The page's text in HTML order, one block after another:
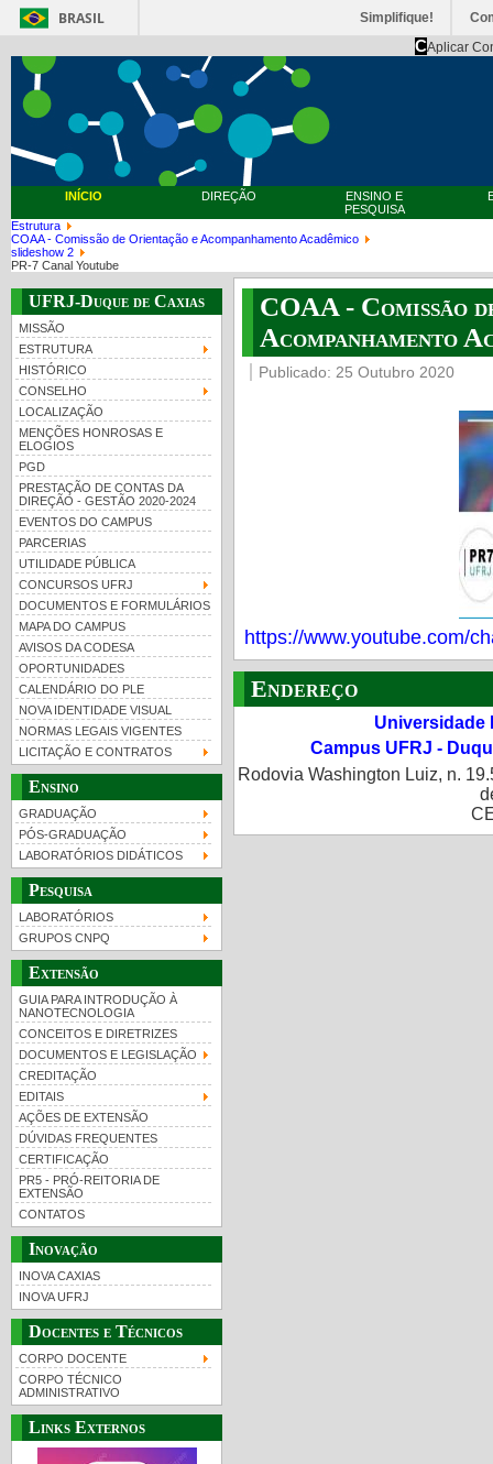
BRASIL Simplifique!
CAplicar
INÍCIO DIREÇÃO
ENSINO E
PESQUISA
Estrutura
COAA - Comissão de Orientação e Acompanhamento Acadêmico
slideshow 2
PR-7 Canal Youtube
UFRJ-Duque de Caxias
MISSÃO
ESTRUTURA
HISTÓRICO
CONSELHO
LOCALIZAÇÃO
MENÇÕES HONROSAS E
ELOGIOS
PGD
PRESTAÇÃO DE CONTAS DA
DIREÇÃO - GESTÃO 2020-2024
EVENTOS DO CAMPUS
PARCERIAS
UTILIDADE PÚBLICA
CONCURSOS UFRJ
DOCUMENTOS E FORMULÁRIOS
MAPA DO CAMPUS
AVISOS DA CODESA
OPORTUNIDADES
CALENDÁRIO DO PLE
NOVA IDENTIDADE VISUAL
NORMAS LEGAIS VIGENTES
LICITAÇÃO E CONTRATOS
Ensino
GRADUAÇÃO
PÓS-GRADUAÇÃO
LABORATÓRIOS DIDÁTICOS
Pesquisa
LABORATÓRIOS
GRUPOS CNPQ
Extensão
GUIA PARA INTRODUÇÃO À
NANOTECNOLOGIA
CONCEITOS E DIRETRIZES
DOCUMENTOS E LEGISLAÇÃO
CREDITAÇÃO
EDITAIS
AÇÕES DE EXTENSÃO
DÚVIDAS FREQUENTES
CERTIFICAÇÃO
PR5 - PRÓ-REITORIA DE
EXTENSÃO
CONTATOS
Inovação
INOVA CAXIAS
INOVA UFRJ
Docentes e Técnicos
CORPO DOCENTE
CORPO TÉCNICO
ADMINISTRATIVO
Links Externos
COAA - Comissão
Acompanhamento
Publicado: 25 Outubro 2020
https://www.youtube.com/
Endereço
Universidade
Campus UFRJ -
Rodovia Washington Luiz, n.
Guia de boas práticas
UFRJ 100 anos